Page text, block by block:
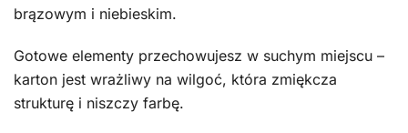
brązowym i niebieskim.
Gotowe elementy przechowujesz w suchym miejscu –
karton jest wrażliwy na wilgoć, która zmiękcza
strukturę i niszczy farbę.